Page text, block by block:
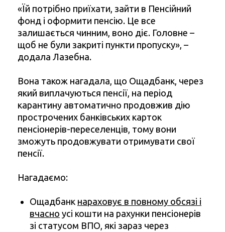
«Їй потрібно приїхати, зайти в Пенсійний
фонд і оформити пенсію. Це все
залишається чинним, воно діє. Головне –
щоб не були закриті пункти пропуску», –
додала Лазебна.
Вона також нагадала, що Ощадбанк, через
який виплачуються пенсії, на період
карантину автоматично продовжив дію
прострочених банківських карток
пенсіонерів-переселенців, тому вони
зможуть продовжувати отримувати свої
пенсії.
Нагадаємо:
Ощадбанк нараховує в повному обсязі і
вчасно усі кошти на рахунки пенсіонерів
зі статусом ВПО, які зараз через